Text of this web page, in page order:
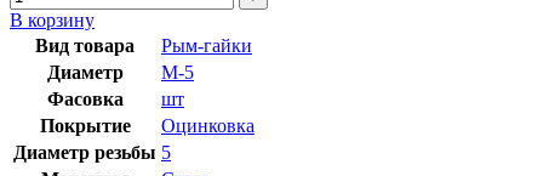
В корзину
Вид товара
Рым-гайки
Диаметр
М-5
Фасовка
шт
Покрытие
Оцинковка
Диаметр резьбы 5